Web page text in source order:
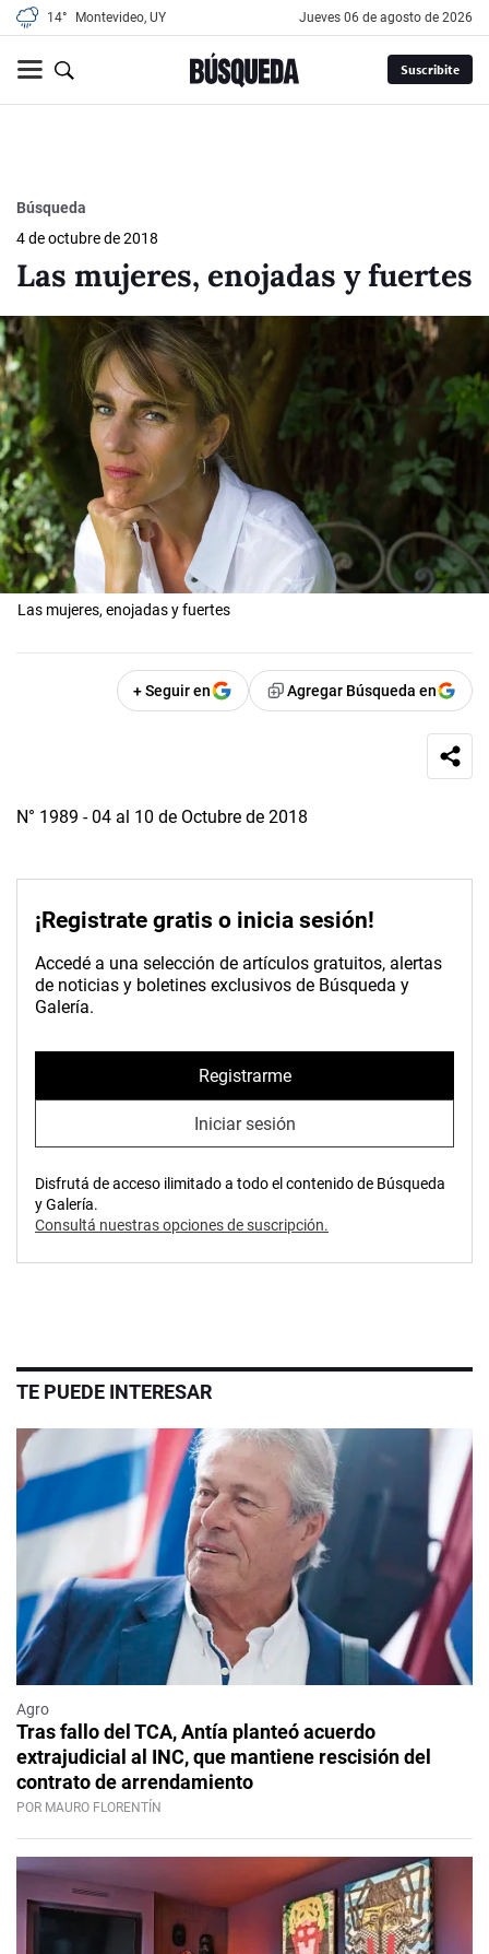
14° Montevideo, UY jueves 06 de agosto de 2026
Suscribite
Búsqueda
4 de octubre de 2018
Las mujeres, enojadas y fuertes
Las mujeres, enojadas y fuertes
+ Seguir en Agregar Búsqueda en
N° 1989 - 04 al 10 de Octubre de 2018
¡Registrate gratis o inicia sesión!
Accedé a una selección de artículos gratuitos, alertas
de noticias y boletines exclusivos de Búsqueda y
Galería.
Registrarme
Iniciar sesión
Disfrutá de acceso ilimitado a todo el contenido de Búsqueda
y Galería.
Consultá nuestras opciones de suscripción.
TE PUEDE INTERESAR
Agro
Tras fallo del TCA, Antía planteó acuerdo
extrajudicial al INC, que mantiene rescisión del
contrato de arrendamiento
POR MAURO FLORENTÍN